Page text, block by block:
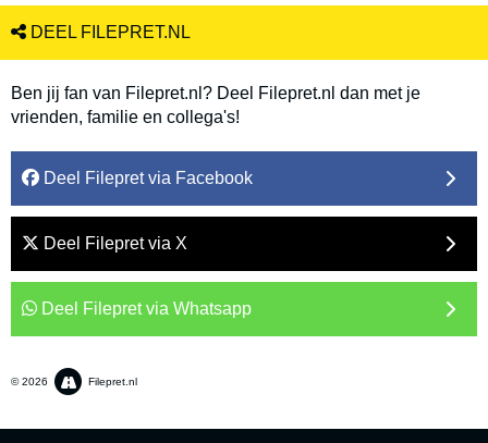
DEEL FILEPRET.NL
Ben jij fan van Filepret.nl? Deel Filepret.nl dan met je
vrienden, familie en collega's!
Deel Filepret via Facebook
Deel Filepret via X
Deel Filepret via Whatsapp
© 2026 Filepret.nl